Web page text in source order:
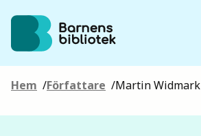
Hoppa till innehållet
Författare
Hem /Författare /Martin Widmark